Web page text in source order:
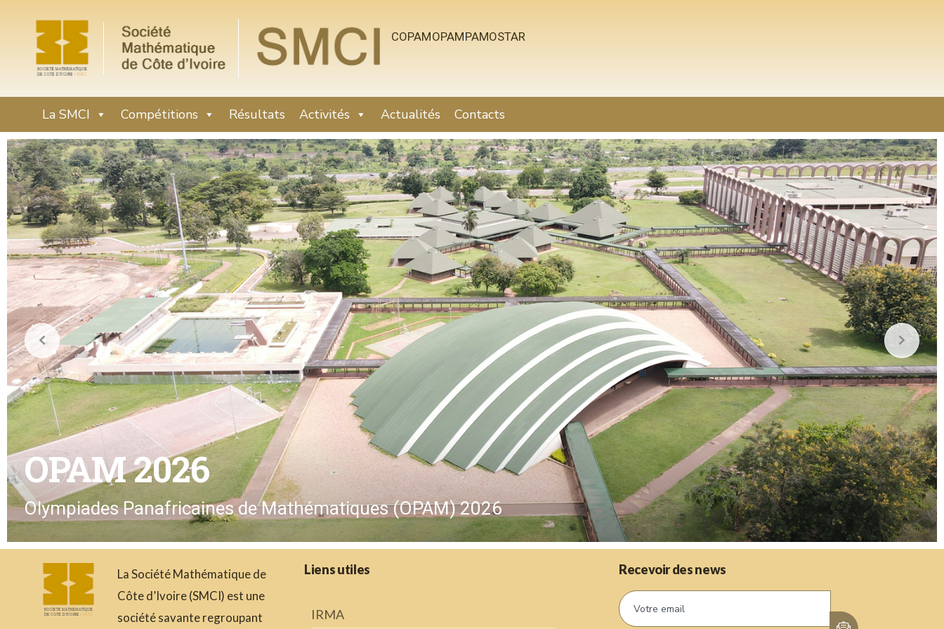
COPAMOPAMPAMOSTAR
La SMCI Compétitions Résultats Activités Actualités Contacts
OPAM 2026
Olympiades Panafricaines de Mathématiques (OPAM) 2026
La Société Mathématique de
Côte d’Ivoire (SMCI) est une
société savante regroupant
Liens utiles
IRMA
Recevoir des news